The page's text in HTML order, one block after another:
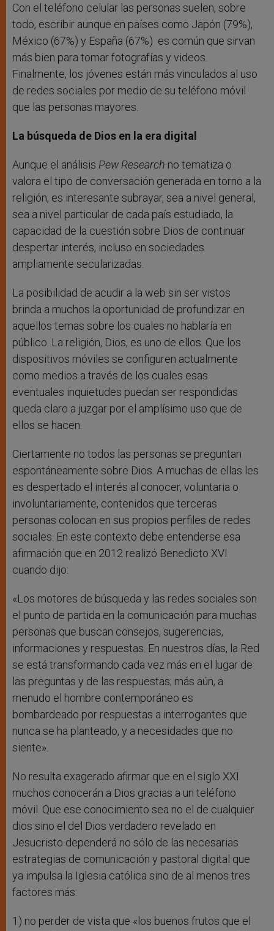
Con el teléfono celular las personas suelen, sobre
todo, escribir aunque en países como Japón (79%),
México (67%) y España (67%) es común que sirvan
más bien para tomar fotografías y videos.
Finalmente, los jóvenes están más vinculados al uso
de redes sociales por medio de su teléfono móvil
que las personas mayores.
La búsqueda de Dios en la era digital
Aunque el análisis Pew Research no tematiza o
valora el tipo de conversación generada en torno a la
religión, es interesante subrayar, sea a nivel general,
sea a nivel particular de cada país estudiado, la
capacidad de la cuestión sobre Dios de continuar
despertar interés, incluso en sociedades
ampliamente secularizadas.
La posibilidad de acudir a la web sin ser vistos
brinda a muchos la oportunidad de profundizar en
aquellos temas sobre los cuales no hablaría en
público. La religión, Dios, es uno de ellos. Que los
dispositivos móviles se configuren actualmente
como medios a través de los cuales esas
eventuales inquietudes puedan ser respondidas
queda claro a juzgar por el amplísimo uso que de
ellos se hacen.
Ciertamente no todos las personas se preguntan
espontáneamente sobre Dios. A muchas de ellas les
es despertado el interés al conocer, voluntaria o
involuntariamente, contenidos que terceras
personas colocan en sus propios perfiles de redes
sociales. En este contexto debe entenderse esa
afirmación que en 2012 realizó Benedicto XVI
cuando dijo:
«Los motores de búsqueda y las redes sociales son
el punto de partida en la comunicación para muchas
personas que buscan consejos, sugerencias,
informaciones y respuestas. En nuestros días, la Red
se está transformando cada vez más en el lugar de
las preguntas y de las respuestas; más aún, a
menudo el hombre contemporáneo es
bombardeado por respuestas a interrogantes que
nunca se ha planteado, y a necesidades que no
siente».
No resulta exagerado afirmar que en el siglo XXI
muchos conocerán a Dios gracias a un teléfono
móvil. Que ese conocimiento sea no el de cualquier
dios sino el del Dios verdadero revelado en
Jesucristo dependerá no sólo de las necesarias
estrategias de comunicación y pastoral digital que
ya impulsa la Iglesia católica sino de al menos tres
factores más:
1) no perder de vista que «los buenos frutos que el